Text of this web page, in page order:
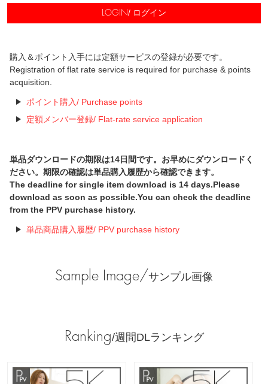
LOGIN/ ログイン
購入＆ポイント入手には定額サービスの登録が必要です。
Registration of flat rate service is required for purchase & points
acquisition.
ポイント購入/ Purchase points
定額メンバー登録/ Flat-rate service application
単品ダウンロードの期限は14日間です。お早めにダウンロードく
ださい。期限の確認は単品購入履歴から確認できます。
The deadline for single item download is 14 days.Please
download as soon as possible.You can check the deadline
from the PPV purchase history.
単品商品購入履歴/ PPV purchase history
Sample Image/サンプル画像
Ranking/週間DLランキング